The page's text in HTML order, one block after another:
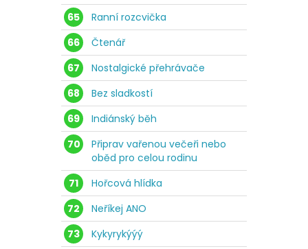
65
Ranní rozcvička
66
Čtenář
67
Nostalgické přehrávače
68
Bez sladkostí
69
Indiánský běh
70
Připrav vařenou večeři nebo
oběd pro celou rodinu
71
Hořcová hlídka
72
Neříkej ANO
73
Kykyrykýýý